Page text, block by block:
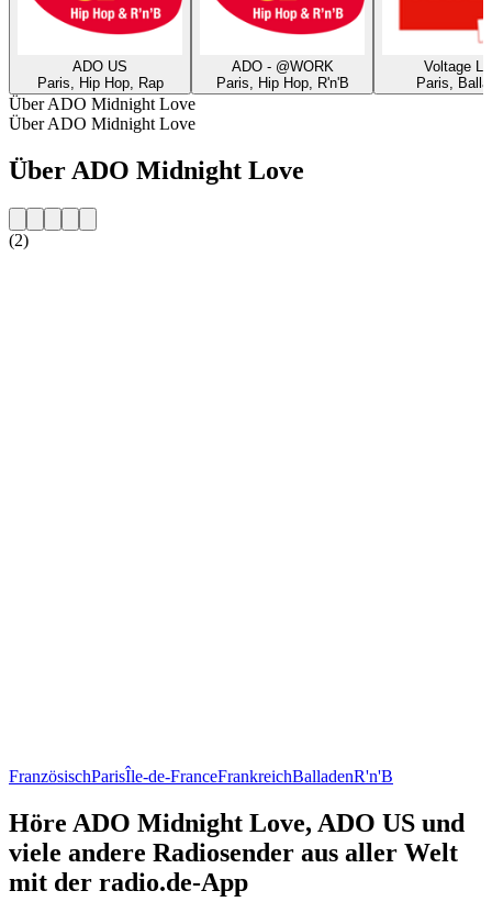
ADO US
Paris, Hip Hop, Rap
ADO - @WORK
Paris, Hip Hop, R'n'B
Voltage
Paris,
Über ADO Midnight Love
Über ADO Midnight Love
Über ADO Midnight Love
(2)
FranzösischParisÎle-de-FranceFrankreichBalladenR'n'B
Höre ADO Midnight Love, ADO US und
viele andere Radiosender aus aller Welt
mit der radio.de-App